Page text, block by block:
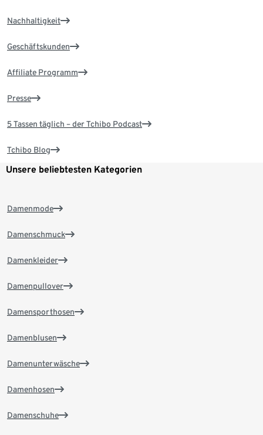
Nachhaltigkeit
Geschäftskunden
Affiliate Programm
Presse
5 Tassen täglich – der Tchibo Podcast
Tchibo Blog
Unsere beliebtesten Kategorien
Damenmode
Damenschmuck
Damenkleider
Damenpullover
Damensporthosen
Damenblusen
Damenunterwäsche
Damenhosen
Damenschuhe